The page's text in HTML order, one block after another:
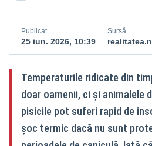
Publicat
25 iun. 2026, 10:39
Sursă
Temperaturile ridicate din
doar oamenii, ci și animalele
pisicile pot suferi rapid de
șoc termic dacă nu sunt